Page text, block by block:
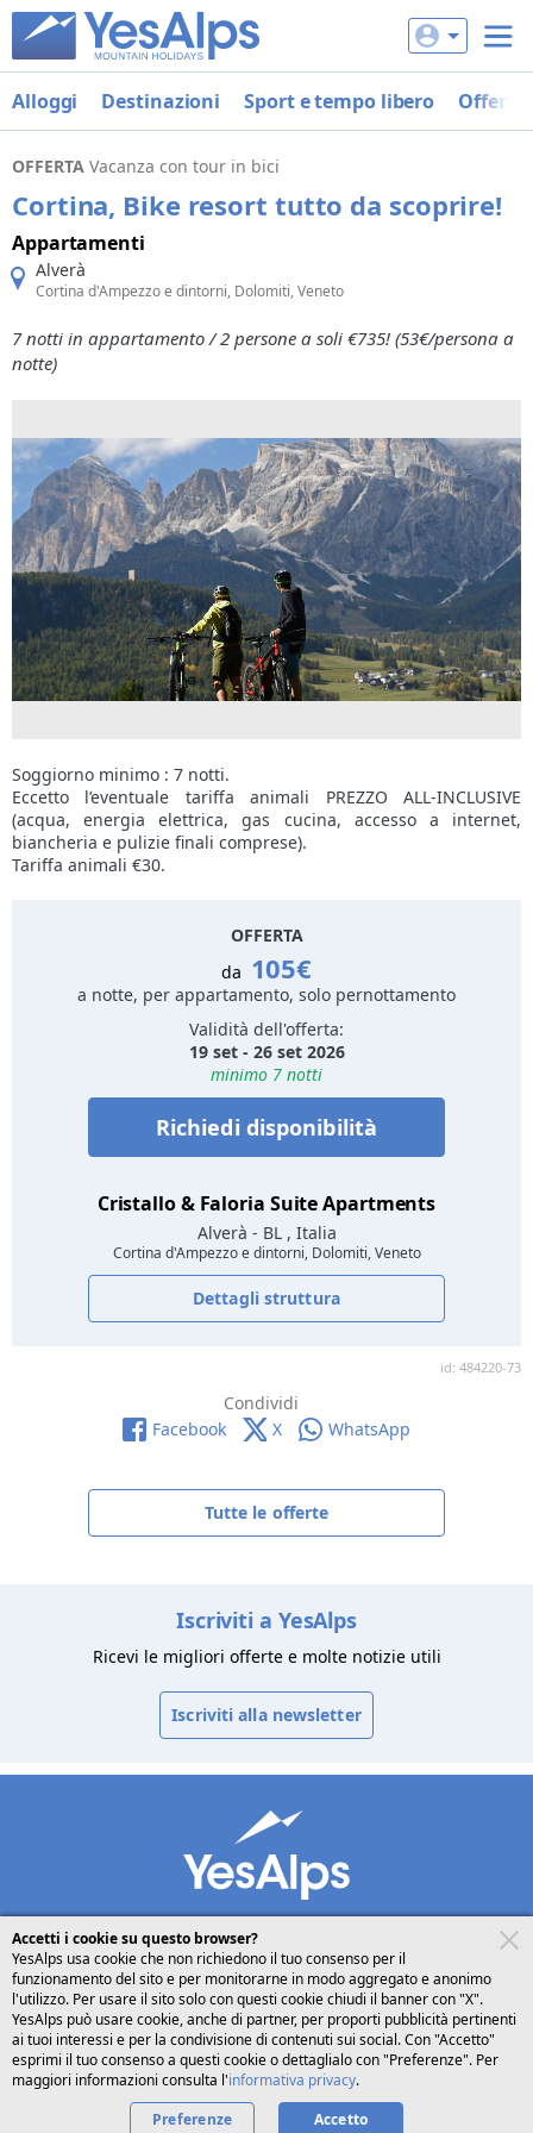
Alloggi Destinazioni Sport e tempo libero Offerte
OFFERTA Vacanza con tour in bici
Cortina, Bike resort tutto da scoprire!
Appartamenti
Alverà
Cortina d'Ampezzo e dintorni, Dolomiti, Veneto
7 notti in appartamento / 2 persone a soli €735! (53€/persona a
notte)
Soggiorno minimo : 7 notti.
Eccetto l’eventuale tariffa animali PREZZO ALL-INCLUSIVE
(acqua, energia elettrica, gas cucina, accesso a internet,
biancheria e pulizie finali comprese).
Tariffa animali €30.
OFFERTA
da 105€
a notte, per appartamento, solo pernottamento
Validità dell'offerta:
19 set - 26 set 2026
minimo 7 notti
Richiedi disponibilità
Cristallo & Faloria Suite Apartments
Alverà - BL , Italia
Cortina d'Ampezzo e dintorni, Dolomiti, Veneto
Dettagli struttura
id: 484220-73
Condividi
Facebook
X WhatsApp
Tutte le offerte
Iscriviti a YesAlps
Ricevi le migliori offerte e molte notizie utili
Iscriviti alla newsletter
desktop seguici su condividi
Italiano
Privacy Cookies Chi siamo
Accetti i cookie su questo browser?
YesAlps usa cookie che non richiedono il tuo consenso per il
funzionamento del sito e per monitorarne in modo aggregato e anonimo
l'utilizzo. Per usare il sito solo con questi cookie chiudi il banner con "X".
YesAlps può usare cookie, anche di partner, per proporti pubblicità pertinenti
ai tuoi interessi e per la condivisione di contenuti sui social. Con "Accetto"
esprimi il tuo consenso a questi cookie o dettaglialo con "Preferenze". Per
maggiori informazioni consulta l'informativa privacy.
Preferenze
Accetto